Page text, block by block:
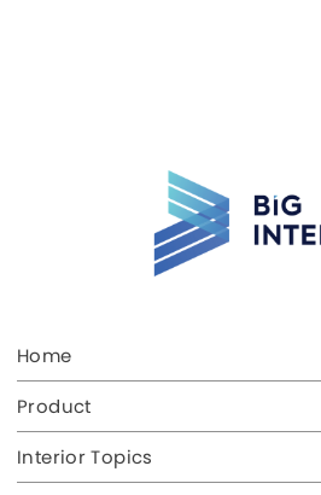
Home
Product
Interior Topics